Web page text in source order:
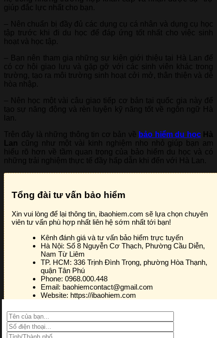
giúp đắc lực nhất cho bạn.
– Nên chuẩn bị đầy đủ các dụng cụ cá nhân và dụng cụ học
tập trước khi đi du học để đáp ứng tốt nhất cho việc sinh
hoạt và học tập.
– Bạn nên tham gia những sự kiện giới thiệu tại Hà Lan để
có cơ hội giao lưu và gặp gỡ với các sinh viên khác trong
trường, tạo ra môi trường sinh hoạt cởi mở, thân thiện và dễ
hòa nhập.
– Nên học một vài câu giao tiếp cơ bản tại quốc gia này để
tạo sự năng động và rèn luyện kỹ năng tốt về ngôn ngữ Hà
lan.
Trên đây là những thông tin cơ bản về bảo hiểm du họcHà
Lan cũng như một vài kinh nghiệm nho nhỏ giúp bạn am
hiểu rõ hơn về tầm quan trọng của bảo hiểm du học và có
những trải nghiệm thực tế đầy hấp dẫn khi đến với Hà Lan.
Tổng đài tư vấn bảo hiểm
Xin vui lòng để lại thông tin, ibaohiem.com sẽ lựa chọn chuyên
viên tư vấn phù hợp nhất liên hệ sớm nhất tới bạn!
Kênh đánh giá và tư vấn bảo hiểm trực tuyến
Hà Nội: Số 8 Nguyễn Cơ Thạch, Phường Cầu Diễn,
Nam Từ Liêm
TP. HCM: 336 Trịnh Đình Trọng, phường Hòa Thạnh,
quận Tân Phú
Phone: 0968.000.448
Email: baohiemcontact@gmail.com
Website: https://ibaohiem.com